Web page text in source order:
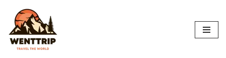
Saltar
al
contenido